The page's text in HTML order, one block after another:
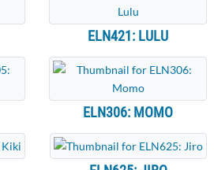
ELN421: LULU
ELN306: MOMO